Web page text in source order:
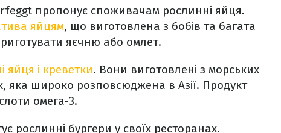
пропонує споживачам рослинні яйця.
яйцям, що виготовлена з бобів та багата
яєчню або омлет.
яйця і креветки. Вони виготовлені з морських
яка широко розповсюджена в Азії. Продукт
омега-3.
рослинні бургери у своїх ресторанах.